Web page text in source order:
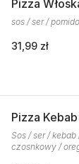
Pizza
sos / ser /
31,99 zł
Pizza Kebab
Sos / ser /
czosnkowy /